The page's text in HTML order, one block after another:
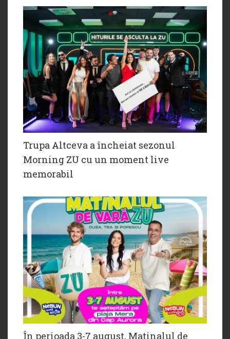
Trupa Altceva a încheiat sezonul
Morning ZU cu un moment live
memorabil
În perioada 3-7 august, Matinalul de